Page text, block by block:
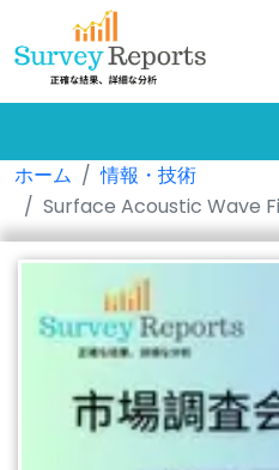
ホーム
情報・技術
Surface Acoustic Wave